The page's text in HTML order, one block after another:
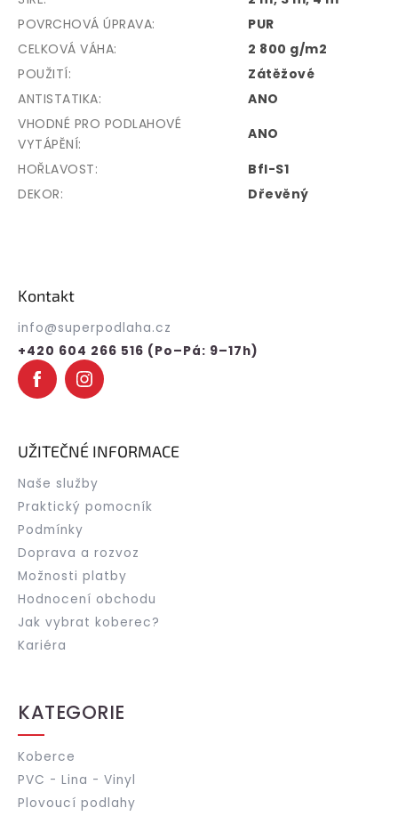
POVRCHOVÁ ÚPRAVA:
PUR
CELKOVÁ VÁHA:
2 800 g/m2
POUŽITÍ:
Zátěžové
ANTISTATIKA:
ANO
VHODNÉ PRO PODLAHOVÉ
VYTÁPĚNÍ:
ANO
HOŘLAVOST:
Bfl-S1
DEKOR: Dřevěný
Kontakt
info@superpodlaha.cz
+420 604 266 516 (Po–Pá: 9–17h)
UŽITEČNÉ INFORMACE
Naše služby
Praktický pomocník
Podmínky
Doprava a rozvoz
Možnosti platby
Hodnocení obchodu
Jak vybrat koberec?
Kariéra
KATEGORIE
Koberce
PVC - Lina - Vinyl
Plovoucí podlahy